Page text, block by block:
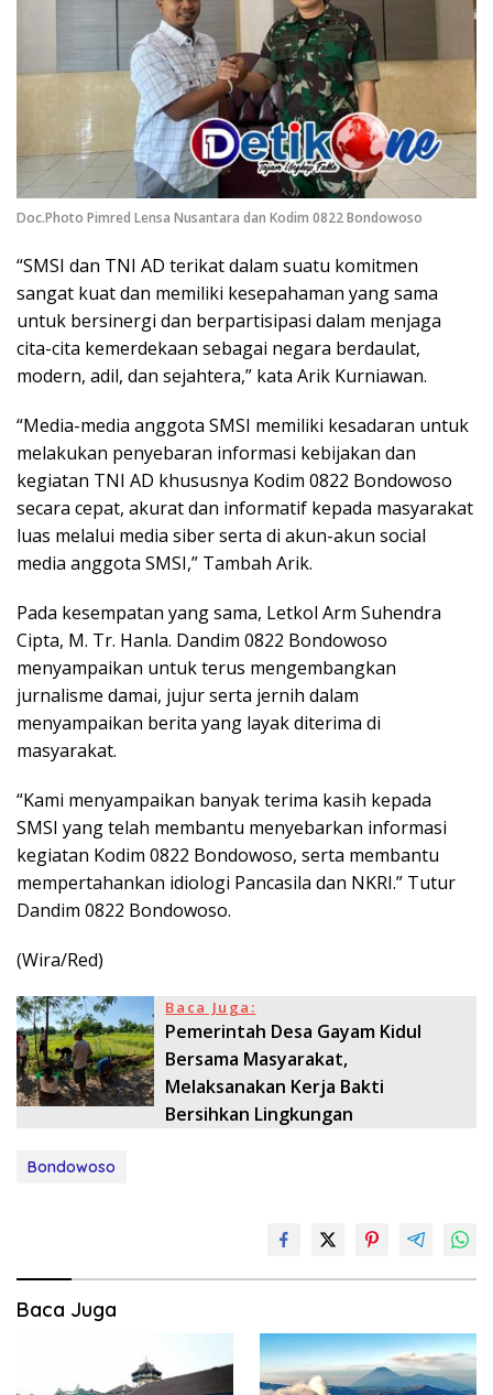
Doc.Photo Pimred Lensa Nusantara dan Kodim 0822 Bondowoso
“SMSI dan TNI AD terikat dalam suatu komitmen
sangat kuat dan memiliki kesepahaman yang sama
untuk bersinergi dan berpartisipasi dalam menjaga
cita-cita kemerdekaan sebagai negara berdaulat,
modern, adil, dan sejahtera,” kata Arik Kurniawan.
“Media-media anggota SMSI memiliki kesadaran untuk
melakukan penyebaran informasi kebijakan dan
kegiatan TNI AD khususnya Kodim 0822 Bondowoso
secara cepat, akurat dan informatif kepada masyarakat
luas melalui media siber serta di akun-akun social
media anggota SMSI,” Tambah Arik.
Pada kesempatan yang sama, Letkol Arm Suhendra
Cipta, M. Tr. Hanla. Dandim 0822 Bondowoso
menyampaikan untuk terus mengembangkan
jurnalisme damai, jujur serta jernih dalam
menyampaikan berita yang layak diterima di
masyarakat.
“Kami menyampaikan banyak terima kasih kepada
SMSI yang telah membantu menyebarkan informasi
kegiatan Kodim 0822 Bondowoso, serta membantu
mempertahankan idiologi Pancasila dan NKRI.” Tutur
Dandim 0822 Bondowoso.
(Wira/Red)
Baca Juga:
Pemerintah Desa Gayam Kidul
Bersama Masyarakat,
Melaksanakan Kerja Bakti
Bersihkan Lingkungan
Bondowoso
Baca Juga